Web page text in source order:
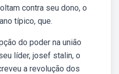
contra seu dono, o
típico, que.
do poder na união
líder, josef stalin, o
a revolução dos